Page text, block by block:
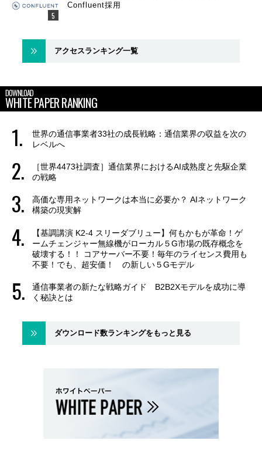
Confluent採用
アクセスランキング一覧
DOWNLOAD
WHITE PAPER RANKING
世界の通信事業者33社の成長戦略：通信業界の収益を次の
レベルへ
［世界4473社調査］通信業界におけるAI成熟度と先駆企業
の戦略
高価な専用ネットワークは本当に必要か？ AIネットワーク
構築の現実解
【基調講演 K2-4 スリーダブリュー】何もかもが革命！ゲ
ームチェンジャー無線機がローカル５G市場の既存概念を
破壊する！！ コアサーバー不要！毎年のライセンス費用も
不要！でも、超安価！ の新しい５Gモデル
通信事業者の新たな戦略ガイド B2B2Xモデルを成功に導
く秘訣とは
ダウンロード数ランキングをもっと見る